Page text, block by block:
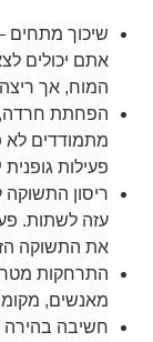
שיכוך מתחים
אתם יכולים
המוח, אך
הפחתת חרדה,
מתמודדים לא
פעילות
ריסון התשוקה
עזה לשתות.
את התשוקה
התרחקות
מאנשים,
חשיבה בהירה